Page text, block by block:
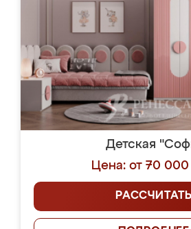
Детская
Цена: от 70 000
РАССЧИТАТЬ